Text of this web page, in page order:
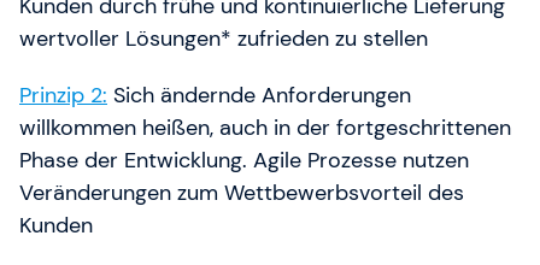
wertvoller Lösungen* zufrieden zu stellen
Prinzip 2: Sich ändernde Anforderungen
willkommen heißen, auch in der fortgeschrittenen
Phase der Entwicklung. Agile Prozesse nutzen
Veränderungen zum Wettbewerbsvorteil des
Kunden